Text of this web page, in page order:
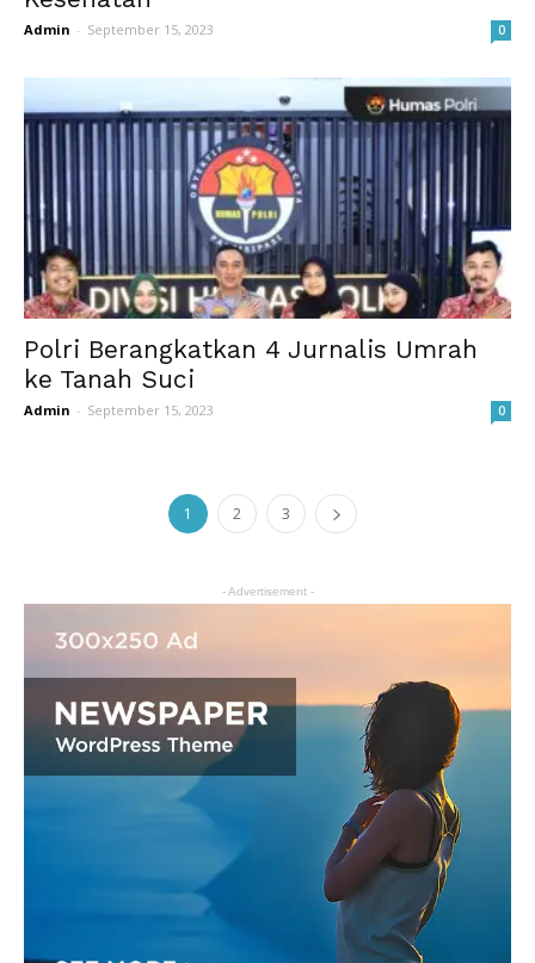
Admin - September 15, 2023 0
Polri Berangkatkan 4 Jurnalis Umrah
ke Tanah Suci
Admin - September 15, 2023 0
1 2 3
- Advertisement -